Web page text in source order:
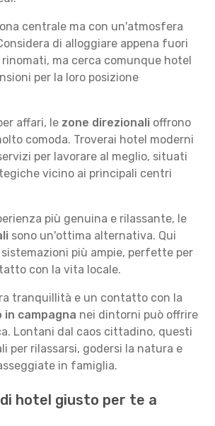
centrale ma con un'atmosfera
di alloggiare appena fuori
ma cerca comunque hotel
per la loro posizione
affari, le zone direzionali offrono
comoda. Troverai hotel moderni
per lavorare al meglio, situati
vicino ai principali centri
più genuina e rilassante, le
sono un'ottima alternativa. Qui
più ampie, perfette per
con la vita locale.
tranquillità e un contatto con la
in campagna nei dintorni può offrire
Lontani dal caos cittadino, questi
per rilassarsi, godersi la natura e
in famiglia.
hotel giusto per te a